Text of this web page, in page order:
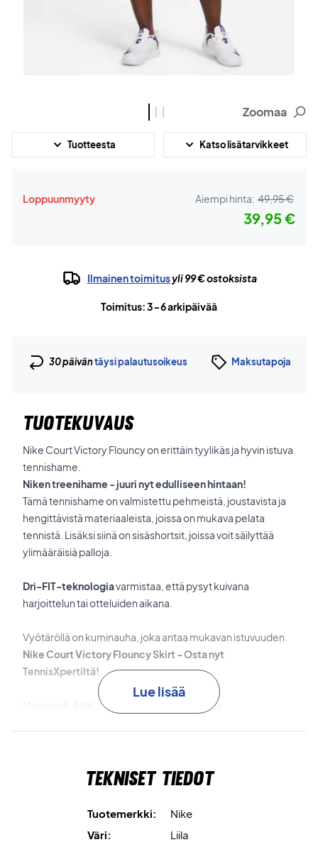
Zoomaa
Tuotteesta Katso lisätarvikkeet
Loppuunmyyty Aiempi hinta: 49,95 €
39,95 €
Ilmainen toimitusyli 99 € ostoksista
Toimitus: 3-6 arkipäivää
30 päiväntäysi palautusoikeus Maksutapoja
TUOTEKUVAUS
Nike Court Victory Flouncy on erittäin tyylikäs ja hyvin istuva
tennishame.
Niken treenihame - juuri nyt edulliseen hintaan!
Tämä tennishame on valmistettu pehmeistä, joustavista ja
hengittävistä materiaaleista, joissa on mukava pelata
tennistä. Lisäksi siinä on sisäshortsit, joissa voit säilyttää
ylimääräisiä palloja.
Dri-FIT-teknologiavarmistaa, että pysyt kuivana
harjoittelun tai otteluiden aikana.
Vyötäröllä on kuminauha, joka antaa mukavan istuvuuden.
Nike Court Victory Flouncy Skirt - Osta nyt
TennisXpertiltä!
Materiaali: 88% polyesteriä, 12% elastaania
Lue lisää
Tekniset tiedot
Tuotemerkki:
Nike
Väri:
Liila